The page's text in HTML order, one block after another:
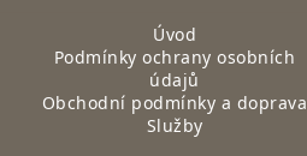
Úvod
Podmínky ochrany osobních
údajů
Obchodní podmínky a doprava
Služby